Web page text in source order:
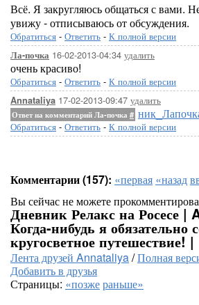
Всё. Я закругляюсь общаться с вами.
увижу - отписываюсь от обсуждения.
Обратиться - Ответить - К полной версии
Ла-почка 16-02-2013-04:34 удалить
очень красиво!
Обратиться - Ответить - К полной версии
Annataliya 17-02-2013-09:47 удалить
Ответ на комментарий Ла-почка #
Обратиться - Ответить - К полной версии
Комментарии (157): «первая «назад
Вы сейчас не можете
Дневник Релакс на Росесе |
Когда-нибудь я обязательно
кругосветное путешествие! |
Лента друзей Annataliya/Полная
Добавить в друзья
Страницы: «позжераньше»